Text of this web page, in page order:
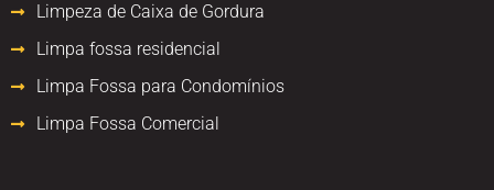
Limpeza de Caixa de Gordura
Limpa fossa residencial
Limpa Fossa para Condomínios
Limpa Fossa Comercial